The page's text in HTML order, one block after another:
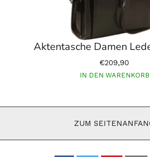
Aktentasche Damen
€209,90
IN DEN WARENKORB
ZUM